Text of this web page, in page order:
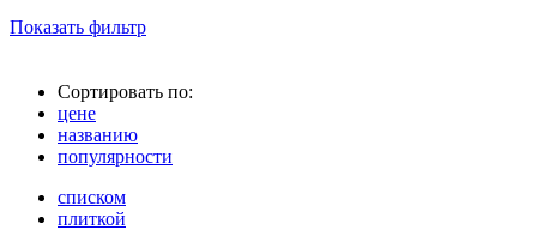
Показать фильтр
Сортировать по:
цене
названию
популярности
списком
плиткой